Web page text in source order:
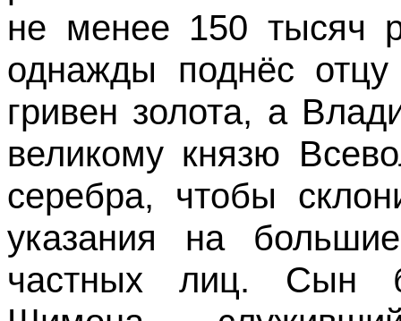
не менее 150 тысяч
однажды поднёс
гривен золота, а
великому князю
серебра, чтобы
указания на
частных лиц. Сын